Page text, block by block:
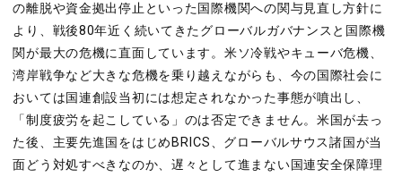
の離脱や資金拠出停止といった国際機関への関与見直し方針に
より、戦後80年近く続いてきたグローバルガバナンスと国際機
関が最大の危機に直面しています。米ソ冷戦やキューバ危機、
湾岸戦争など大きな危機を乗り越えながらも、今の国際社会に
おいては国連創設当初には想定されなかった事態が噴出し、
「制度疲労を起こしている」のは否定できません。米国が去っ
た後、主要先進国をはじめBRICS、グローバルサウス諸国が当
面どう対処すべきなのか、遅々として進まない国連安全保障理